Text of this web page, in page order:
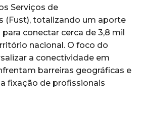
Serviços de
(Fust), totalizando um aporte
para conectar cerca de 3,8 mil
nacional. O foco do
a conectividade em
barreiras geográficas e
fixação de profissionais